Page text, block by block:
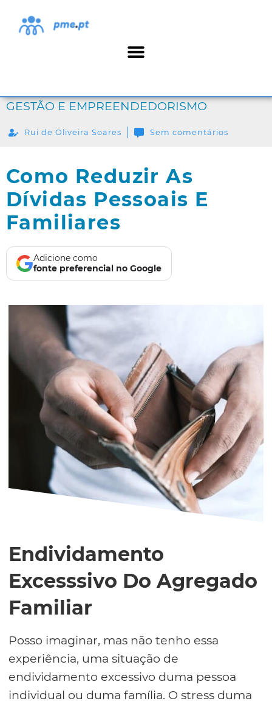
GESTÃO E EMPREENDEDORISMO
Rui de Oliveira Soares Sem comentários
Como Reduzir As
Dívidas Pessoais E
Familiares
Adicione como
fonte preferencial no Google
Endividamento
Excesssivo Do Agregado
Familiar
Posso imaginar, mas não tenho essa
experiência, uma situação de
endividamento excessivo duma pessoa
individual ou duma família. O stress duma